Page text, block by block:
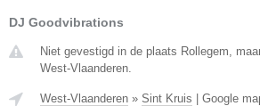
DJ Goodvibrations
Niet gevestigd in de plaats Rollegem,
West-Vlaanderen.
West-Vlaanderen » Sint Kruis Google